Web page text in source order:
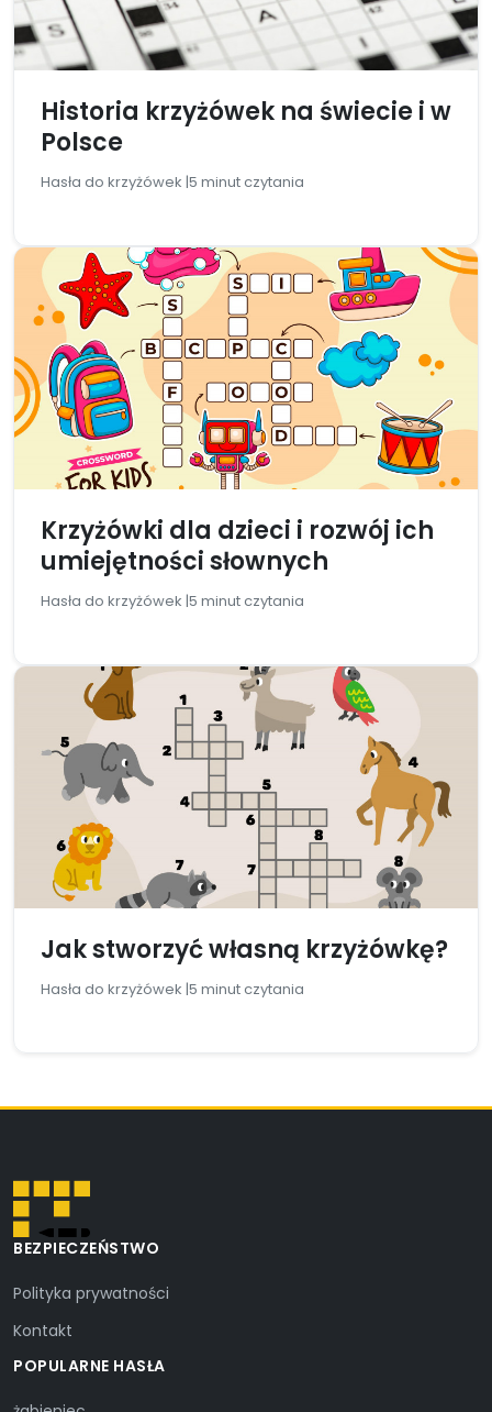
Historia krzyżówek na świecie i w
Polsce
Hasła do krzyżówek |5 minut czytania
Krzyżówki dla dzieci i rozwój ich
umiejętności słownych
Hasła do krzyżówek |5 minut czytania
Jak stworzyć własną krzyżówkę?
Hasła do krzyżówek |5 minut czytania
BEZPIECZEŃSTWO
Polityka prywatności
Kontakt
POPULARNE HASŁA